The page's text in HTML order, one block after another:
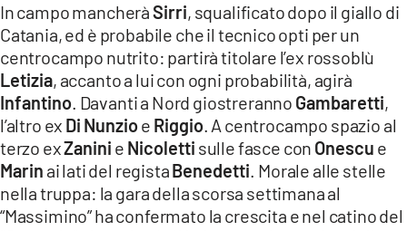
In campo mancheràSirri, squalificato dopo il giallo di
Catania, ed è probabile che il tecnico opti per un
centrocampo nutrito: partirà titolare l’ex rossoblù
Letizia, accanto a lui con ogni probabilità, agirà
Infantino. Davanti a Nord giostreranno Gambaretti,
l’altro ex Di Nunzioe Riggio. A centrocampo spazio al
terzo exZanini e Nicoletti sulle fasce con Onescu e
Marin ai lati del registaBenedetti. Morale alle stelle
nella truppa: la gara della scorsa settimana al
“Massimino” ha confermato la crescita e nel catino del